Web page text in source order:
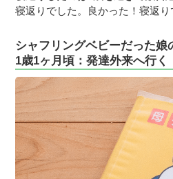
寝返りでした。良かった！寝返り
シャフリングベビーだった娘
1歳1ヶ月頃：発達外来へ行く